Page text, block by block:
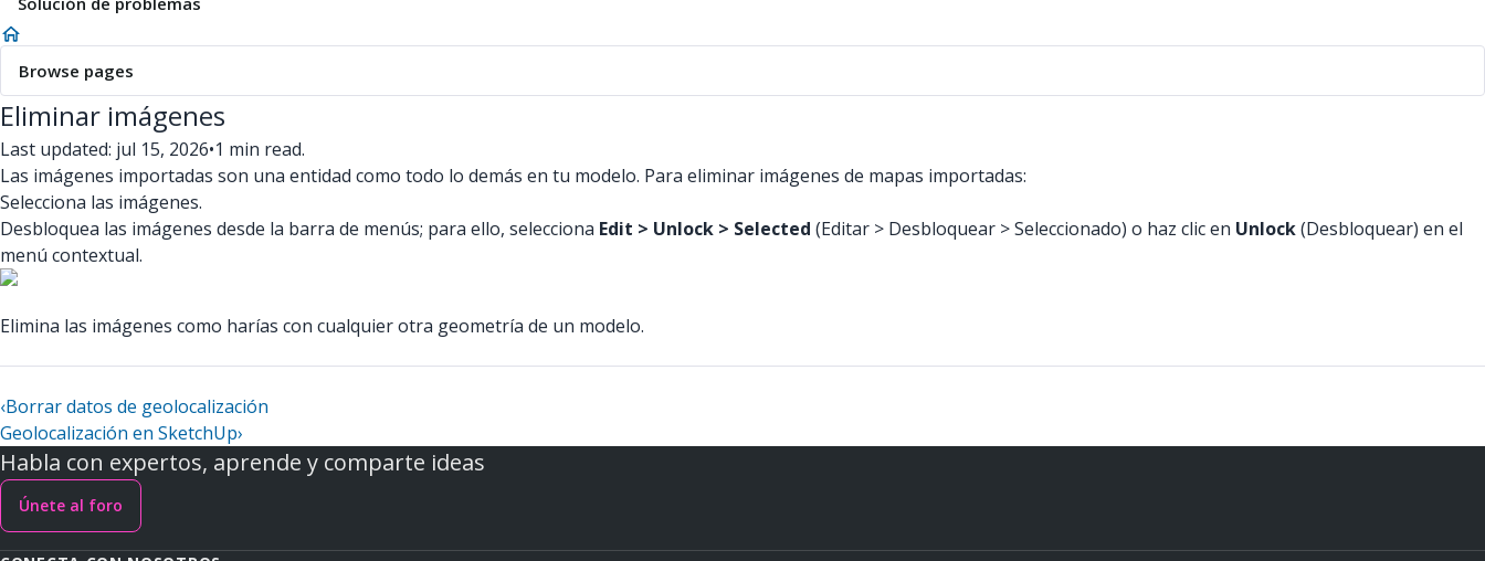
Browse pages
Eliminar imágenes
Last updated: jul 15, 2026•1 min read.
Las imágenes importadas son una entidad como todo lo demás en tu modelo. Para eliminar imágenes de mapas importadas:
Selecciona las imágenes.
Desbloquea las imágenes desde la barra de menús; para ello, selecciona Edit > Unlock > Selected (Editar > Desbloquear > Seleccionado) o haz clic en Unlock(Desbloquear) en el
menú contextual.
Elimina las imágenes como harías con cualquier otra geometría de un modelo.
‹Borrar datos de geolocalización
Geolocalización en SketchUp›
Habla con expertos, aprende y comparte ideas
Únete al foro